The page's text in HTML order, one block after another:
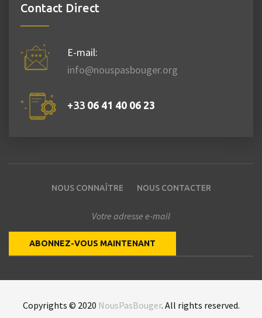
Contact Direct
E-mail:
info@nouspasbouger.org
+33 06 41 40 06 23
NOUS CONNAÎTRE NOUS CONTACTER
Copyrights © 2020 NousPasBouger. All rights reserved.